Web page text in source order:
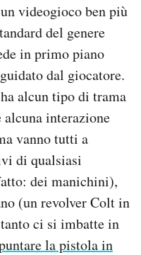
videogioco ben più
del genere
in primo piano
dal giocatore.
alcun tipo di trama
interazione
vanno tutti a
di qualsiasi
dei manichini),
(un revolver Colt in
ci si imbatte in
la pistola in